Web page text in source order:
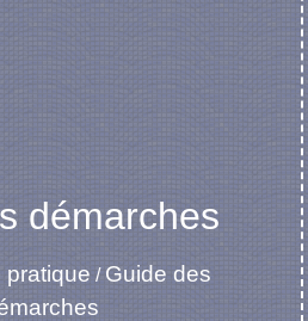
démarches
pratique / Guide des